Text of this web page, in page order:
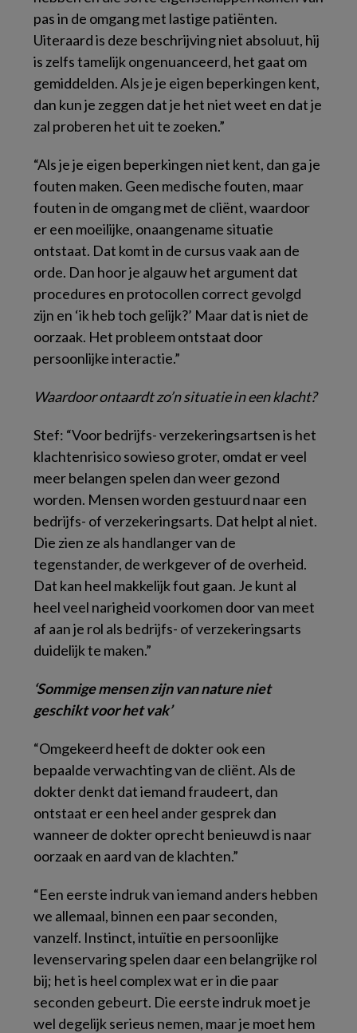
pas in de omgang met lastige patiënten.
Uiteraard is deze beschrijving niet absoluut, hij
is zelfs tamelijk ongenuanceerd, het gaat om
gemiddelden. Als je je eigen beperkingen kent,
dan kun je zeggen dat je het niet weet en dat je
zal proberen het uit te zoeken.”
“Als je je eigen beperkingen niet kent, dan ga je
fouten maken. Geen medische fouten, maar
fouten in de omgang met de cliënt, waardoor
er een moeilijke, onaangename situatie
ontstaat. Dat komt in de cursus vaak aan de
orde. Dan hoor je algauw het argument dat
procedures en protocollen correct gevolgd
zijn en ‘ik heb toch gelijk?’ Maar dat is niet de
oorzaak. Het probleem ontstaat door
persoonlijke interactie.”
Waardoor ontaardt zo’n situatie in een klacht?
Stef: “Voor bedrijfs- verzekeringsartsen is het
klachtenrisico sowieso groter, omdat er veel
meer belangen spelen dan weer gezond
worden. Mensen worden gestuurd naar een
bedrijfs- of verzekeringsarts. Dat helpt al niet.
Die zien ze als handlanger van de
tegenstander, de werkgever of de overheid.
Dat kan heel makkelijk fout gaan. Je kunt al
heel veel narigheid voorkomen door van meet
af aan je rol als bedrijfs- of verzekeringsarts
duidelijk te maken.”
‘Sommige mensen zijn van nature niet
geschikt voor het vak’
“Omgekeerd heeft de dokter ook een
bepaalde verwachting van de cliënt. Als de
dokter denkt dat iemand fraudeert, dan
ontstaat er een heel ander gesprek dan
wanneer de dokter oprecht benieuwd is naar
oorzaak en aard van de klachten.”
“Een eerste indruk van iemand anders hebben
we allemaal, binnen een paar seconden,
vanzelf. Instinct, intuïtie en persoonlijke
levenservaring spelen daar een belangrijke rol
bij; het is heel complex wat er in die paar
seconden gebeurt. Die eerste indruk moet je
wel degelijk serieus nemen, maar je moet hem